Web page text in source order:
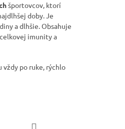
športovcov, ktorí
doby. Je
a dlhšie. Obsahuje
imunity a
po ruke, rýchlo